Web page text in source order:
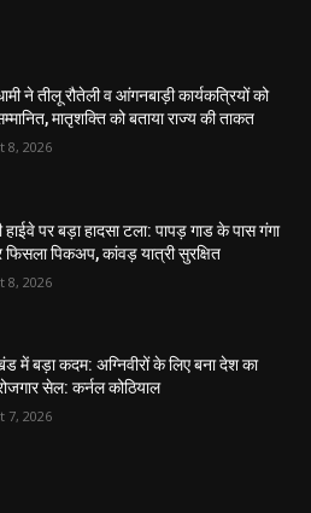
ने तीलू रौतेली व आंगनबाड़ी कार्यकत्रियों को
मातृशक्ति को बताया राज्य की ताकत
8, 2026
हाईवे पर बड़ा हादसा टला: पापड़ गाड के पास गंगा
पिकअप, कांवड़ यात्री सुरक्षित
8, 2026
में बड़ा कदम: अग्निवीरों के लिए बना देश का
सेल: कर्नल कोठियाल
7, 2026